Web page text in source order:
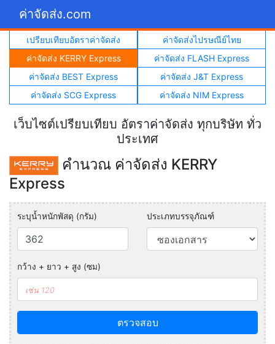
ค่าจัดส่ง.com
เปรียบเทียบอัตราค่าจัดส่ง
ค่าจัดส่งไปรษณีย์ไทย
ค่าจัดส่ง KERRY Express
ค่าจัดส่ง FLASH Express
ค่าจัดส่ง BEST Express
ค่าจัดส่ง J&T Express
ค่าจัดส่ง SCG Express
ค่าจัดส่ง NIM Express
เว็บไซต์เปรียบเทียบ อัตราค่าจัดส่ง ทุกบริษัท ทั่ว
ประเทศ
คำนวณ ค่าจัดส่ง KERRY
Express
ระบุน้ำหนักพัสดุ (กรัม) ประเภทบรรจุภัณฑ์
กว้าง + ยาว + สูง (ซม)
ตรวจสอบ